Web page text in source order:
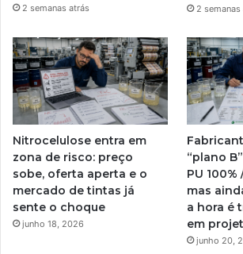
2 semanas atrás 2 semanas
Nitrocelulose entra em
zona de risco: preço
sobe, oferta aperta e o
mercado de tintas já
sente o choque
junho 18, 2026
“plano
PU
mas
a hora é
em
junho 20,